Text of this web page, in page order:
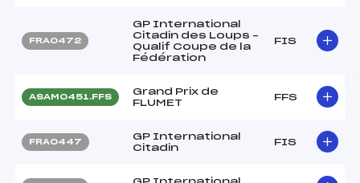
FRA0472
GP International
Citadin des Loups –
Qualif Coupe de la
Fédération
FIS
ASAM0451.FFS
Grand Prix de
FLUMET
FFS
FRA0447
GP International
Citadin
FIS
GP International